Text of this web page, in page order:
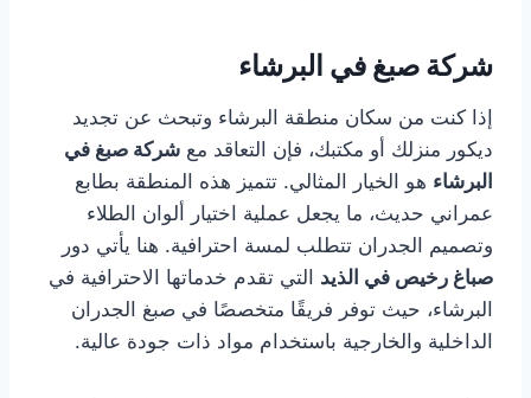
شركة صبغ في البرشاء
إذا كنت من سكان منطقة البرشاء وتبحث عن تجديد
ديكور منزلك أو مكتبك، فإن التعاقد مع شركة صبغ في
البرشاء هو الخيار المثالي. تتميز هذه المنطقة بطابع
عمراني حديث، ما يجعل عملية اختيار ألوان الطلاء
وتصميم الجدران تتطلب لمسة احترافية. هنا يأتي دور
صباغ رخيص في الذيد التي تقدم خدماتها الاحترافية في
البرشاء، حيث توفر فريقًا متخصصًا في صبغ الجدران
الداخلية والخارجية باستخدام مواد ذات جودة عالية.